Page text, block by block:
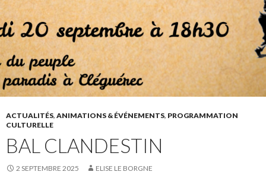
ACTUALITÉS, ANIMATIONS & ÉVÉNEMENTS, PROGRAMMATION
CULTURELLE
BAL CLANDESTIN
2 SEPTEMBRE 2025 ELISE LE BORGNE